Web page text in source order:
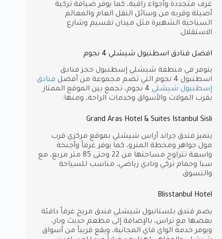
غرف متجددة وأجواء راقية، كما يوفر ضيافة تركية
أصيلة وقربه من وسائل النقل العام والمعالم
السياحية الشهيرة مثل ميدان تقسيم وشارع
الاستقلال.
افضل فنادق اسطنبول شيشلي 4 نجوم
يتوفر في منطقة شيشلي إسطنبول حجز فنادق
اسطنبول 4 نجوم التي تضم مجموعة من أفضل
فنادق
إسطنبول شيشلي
4 نجوم، تجمع بين الموقع الممتاز
بقرب المولات والأسواق وخدمات الراحة، ومنها:
Grand Aras Hotel & Suites Istanbul Sisli
يتميز فندق جراند أراس شيشلي بموقع مركزي قرب
مول جواهر ومحطة المترو، كما يوفر غرفاً وأجنحة
واسعة تتراوح مساحتها من 22 وحتى 85 متر مربع، مع
سبا وحمام تركي ونادي رياضي، مناسب للسياحة
والتسوق.
Blisstanbul Hotel
يضم فندق بلستانبول شيشلي فندق مريح غرفاً دافئة
بعضها مع تراس، بالإضافة إلى مطعم حديث وبار،
ويوفر خدمة الواي فاي المجانية، ويقع قريباً من أسواق